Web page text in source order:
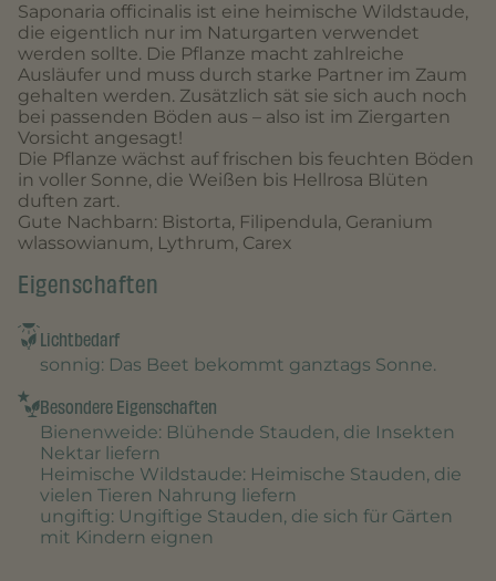
Saponaria officinalis ist eine heimische Wildstaude,
die eigentlich nur im Naturgarten verwendet
werden sollte. Die Pflanze macht zahlreiche
Ausläufer und muss durch starke Partner im Zaum
gehalten werden. Zusätzlich sät sie sich auch noch
bei passenden Böden aus – also ist im Ziergarten
Vorsicht angesagt!
Die Pflanze wächst auf frischen bis feuchten Böden
in voller Sonne, die Weißen bis Hellrosa Blüten
duften zart.
Gute Nachbarn: Bistorta, Filipendula, Geranium
wlassowianum, Lythrum, Carex
Eigenschaften
Lichtbedarf
sonnig: Das Beet bekommt ganztags Sonne.
Besondere Eigenschaften
Bienenweide: Blühende Stauden, die Insekten
Nektar liefern
Heimische Wildstaude: Heimische Stauden, die
vielen Tieren Nahrung liefern
ungiftig: Ungiftige Stauden, die sich für Gärten
mit Kindern eignen